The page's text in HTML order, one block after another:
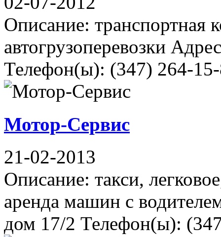
Описание: транспортная
автогрузоперевозки
Телефон(ы): (347) 264-
Мотор-Сервис
21-02-2013
Описание: такси,
аренда машин с
дом 17/2 Телефон(ы):